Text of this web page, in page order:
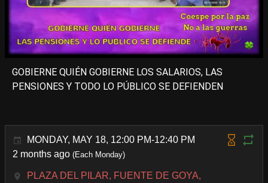
GOBIERNE QUIÉN GOBIERNE LOS SALARIOS, LAS
PENSIONES Y TODO LO PÚBLICO SE DEFIENDEN
MONDAY, MAY 18, 12:00 PM-12:40 PM
2 months ago (Each Monday)
PLAZA DEL PILAR, FUENTE DE GOYA,